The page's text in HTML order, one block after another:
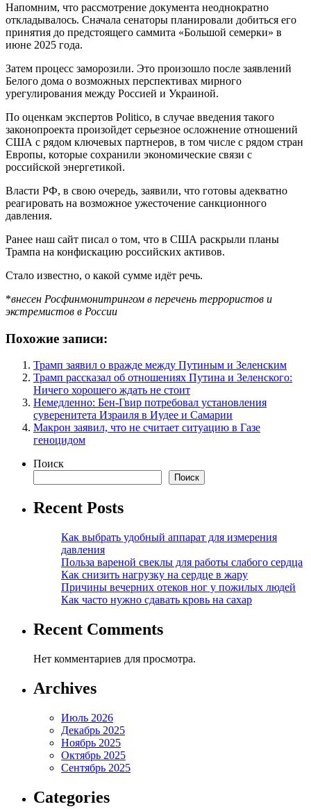
Напомним, что рассмотрение документа неоднократно
откладывалось. Сначала сенаторы планировали добиться его
принятия до предстоящего саммита «Большой семерки» в
июне 2025 года.
Затем процесс заморозили. Это произошло после заявлений
Белого дома о возможных перспективах мирного
урегулирования между Россией и Украиной.
По оценкам экспертов Politico, в случае введения такого
законопроекта произойдет серьезное осложнение отношений
США с рядом ключевых партнеров, в том числе с рядом стран
Европы, которые сохранили экономические связи с
российской энергетикой.
Власти РФ, в свою очередь, заявили, что готовы адекватно
реагировать на возможное ужесточение санкционного
давления.
Ранее наш сайт писал о том, что в США раскрыли планы
Трампа на конфискацию российских активов.
Стало известно, о какой сумме идёт речь.
*внесен Росфинмонитрингом в перечень террористов и
экстремистов в России
Похожие записи:
Трамп заявил о вражде между Путиным и Зеленским
Трамп рассказал об отношениях Путина и Зеленского:
Ничего хорошего ждать не стоит
Немедленно: Бен-Гвир потребовал установления
суверенитета Израиля в Иудее и Самарии
Макрон заявил, что не считает ситуацию в Газе
геноцидом
Поиск
Поиск
Recent Posts
Как выбрать удобный аппарат для измерения
давления
Польза вареной свеклы для работы слабого сердца
Как снизить нагрузку на сердце в жару
Причины вечерних отеков ног у пожилых людей
Как часто нужно сдавать кровь на сахар
Recent Comments
Нет комментариев для просмотра.
Archives
Июль 2026
Декабрь 2025
Ноябрь 2025
Октябрь 2025
Сентябрь 2025
Categories